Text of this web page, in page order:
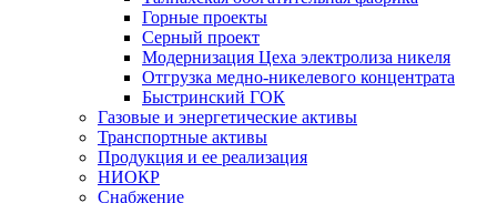
Горные проекты
Серный проект
Модернизация Цеха электролиза никеля
Отгрузка медно-никелевого концентрата
Быстринский ГОК
Газовые и энергетические активы
Транспортные активы
Продукция и ее реализация
НИОКР
Снабжение